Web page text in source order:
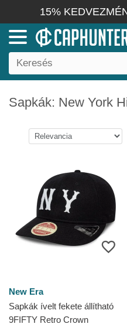
15%
Sapkák: New York
New Era
Sapkák ívelt fekete állítható
9FIFTY Retro Crown